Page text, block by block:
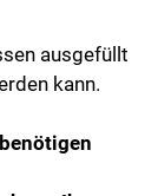
ausgefüllt
kann.